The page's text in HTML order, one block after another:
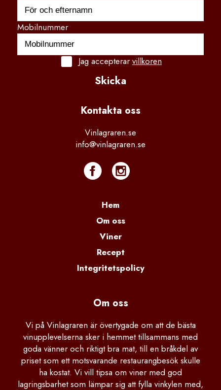
Mobilnummer
Jag accepterar villkoren
Skicka
Kontakta oss
Vinlagraren.se
info@vinlagraren.se
Hem
Om oss
Viner
Recept
Integritetspolicy
Om oss
Vi på Vinlagraren är övertygade om att de bästa
vinupplevelserna sker i hemmet tillsammans med
goda vänner och riktigt bra mat, till en bråkdel av
priset som ett motsvarande restaurangbesök skulle
ha kostat. Vi vill tipsa om viner med god
lagringsbarhet som lämpar sig att fylla vinkylen med,